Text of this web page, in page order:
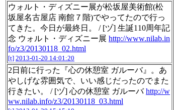
ウォルト・ディズニー展が松坂屋美術館(松
坂屋名古屋店 南館７階)でやってたので行っ
てきた。今日が最終日。 / [ヅ] 生誕110周年記
念 ウォルト・ディズニー展 http://www.nilab.in
fo/z3/20130118_02.html
[t] 2013-01-20 14:01:20
2日前に行った『心の休憩室 ガルーバ』。あ
やしげな雰囲気で、いい感じだったのでまた
行きたい。 / [ヅ] 心の休憩室 ガルーバhttp://w
ww.nilab.info/z3/20130118_03.html